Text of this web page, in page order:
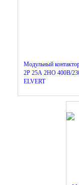
Модульный
2Р 25А 2НО 400B/
ELVERT